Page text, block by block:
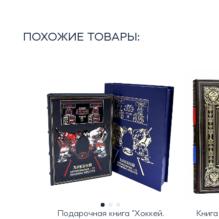
ПОХОЖИЕ ТОВАРЫ:
Подарочная книга "Хоккей.